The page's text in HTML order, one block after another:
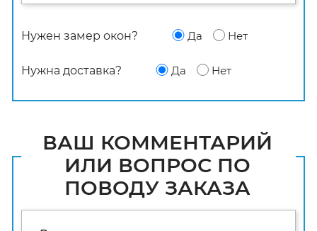
Нужен замер окон? Да Нет
Нужна доставка? Да Нет
ВАШ КОММЕНТАРИЙ
ИЛИ ВОПРОС ПО
ПОВОДУ ЗАКАЗА